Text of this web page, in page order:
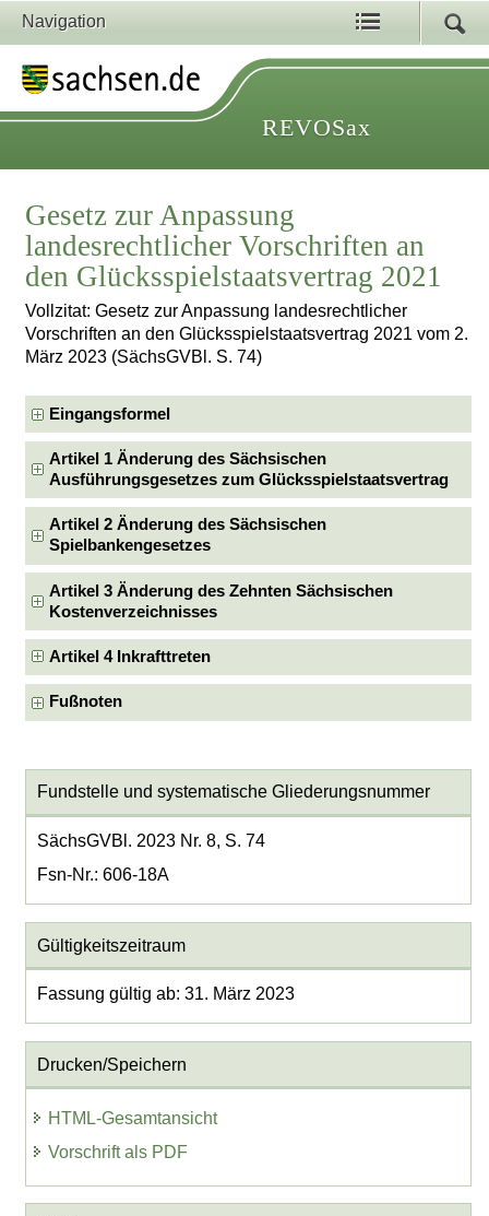
Navigation
REVOSax
Gesetz zur Anpassung
landesrechtlicher Vorschriften an
den Glücksspielstaatsvertrag 2021
Vollzitat: Gesetz zur Anpassung landesrechtlicher
Vorschriften an den Glücksspielstaatsvertrag 2021 vom 2.
März 2023 (SächsGVBl. S. 74)
Eingangsformel
Artikel 1 Änderung des Sächsischen
Ausführungsgesetzes zum Glücksspielstaatsvertrag
Artikel 2 Änderung des Sächsischen
Spielbankengesetzes
Artikel 3 Änderung des Zehnten Sächsischen
Kostenverzeichnisses
Artikel 4 Inkrafttreten
Fußnoten
Fundstelle und systematische Gliederungsnummer
SächsGVBl. 2023 Nr. 8, S. 74
Fsn-Nr.: 606-18A
Gültigkeitszeitraum
Fassung gültig ab: 31. März 2023
Drucken/Speichern
HTML-Gesamtansicht
Vorschrift als PDF